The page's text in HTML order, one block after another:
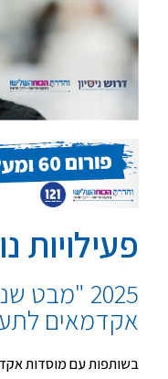
פעילויות
2025
אקדמאים
בשותפות עם מוסדות